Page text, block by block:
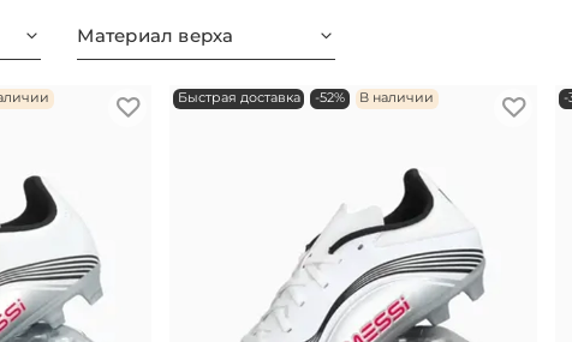
Материал верха
Быстрая доставка -52% В наличии -